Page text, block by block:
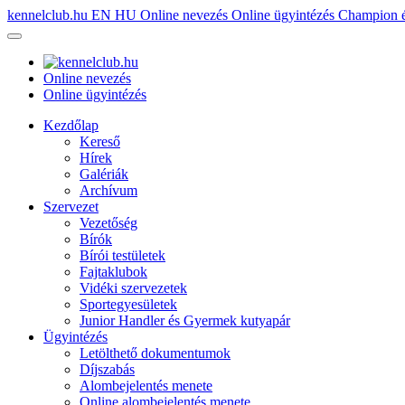
kennelclub.hu EN HU Online nevezés Online ügyintézés Champion
Online nevezés
Online ügyintézés
Kezdőlap
Kereső
Hírek
Galériák
Archívum
Szervezet
Vezetőség
Bírók
Bírói testületek
Fajtaklubok
Vidéki szervezetek
Sportegyesületek
Junior Handler és Gyermek kutyapár
Ügyintézés
Letölthető dokumentumok
Díjszabás
Alombejelentés menete
Online alombejelentés menete